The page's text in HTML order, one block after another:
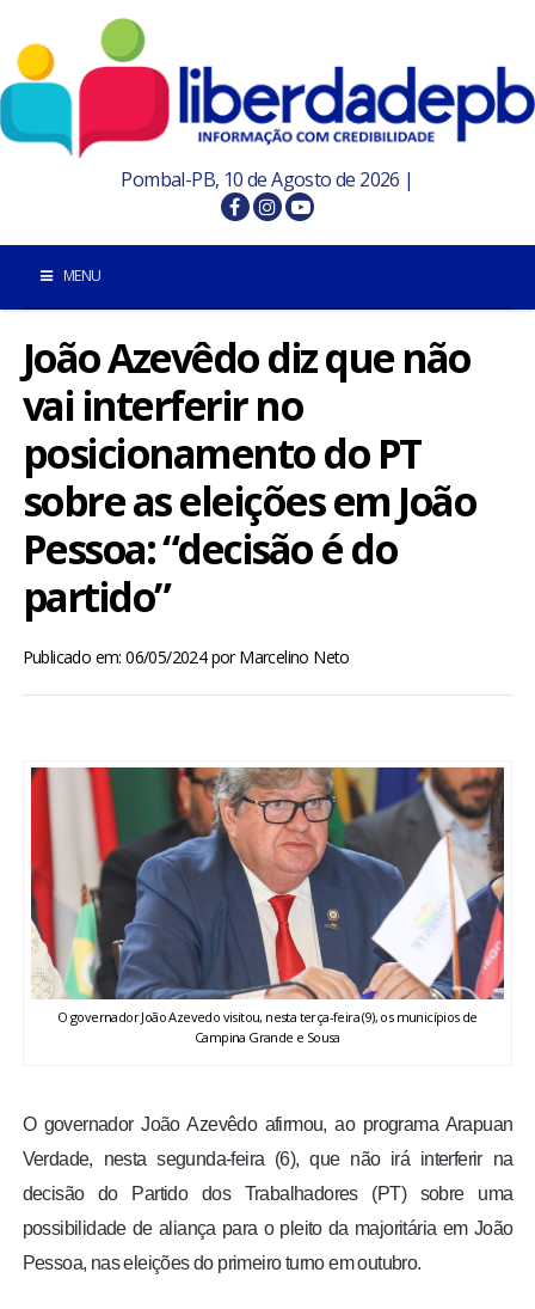
Pombal-PB, 10 de Agosto de 2026 |
MENU
INÍCIO
POMBAL E REGIÃO
BRASIL
MUNDO
ENQUETE
TV LPB
FOTOS
COLUNISTAS
João Azevêdo diz que não
vai interferir no
posicionamento do PT
sobre as eleições em João
Pessoa: “decisão é do
partido”
Publicado em: 06/05/2024porMarcelino Neto
O governador João Azevedo visitou, nesta terça-feira (9), os municípios de
Campina Grande e Sousa
O governador João Azevêdo afirmou, ao programa Arapuan
Verdade, nesta segunda-feira (6), que não irá interferir na
decisão do Partido dos Trabalhadores (PT) sobre uma
possibilidade de aliança para o pleito da majoritária em João
Pessoa, nas eleições do primeiro turno em outubro.